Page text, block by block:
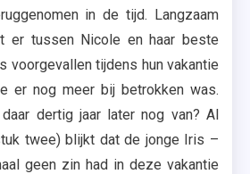
in de tijd. Langzaam
er tussen Nicole en haar beste
voorgevallen tijdens hun vakantie
er nog meer bij betrokken was.
dertig jaar later nog van? Al
twee) blijkt dat de jonge Iris –
geen zin had in deze vakantie